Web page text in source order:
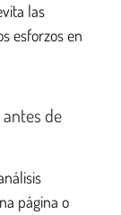
las
esforzos en
de
página o